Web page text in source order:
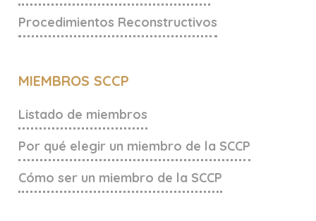
Procedimientos Reconstructivos
MIEMBROS SCCP
Listado de miembros
Por qué elegir un miembro de la SCCP
Cómo ser un miembro de la SCCP